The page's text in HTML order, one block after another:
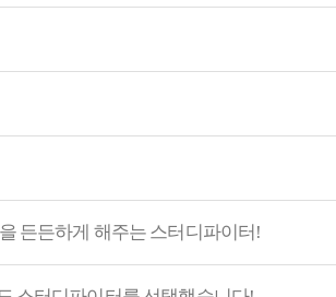
든든하게 해주는 스터디파이터!